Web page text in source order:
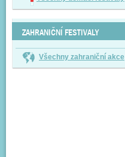
ZAHRANIČNÍ FESTIVALY
Všechny zahraniční akce